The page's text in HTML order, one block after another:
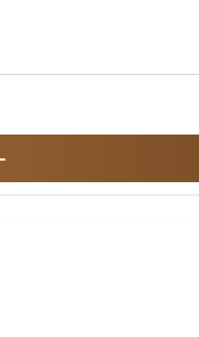
瞬間です。
も嬉しい瞬間です。